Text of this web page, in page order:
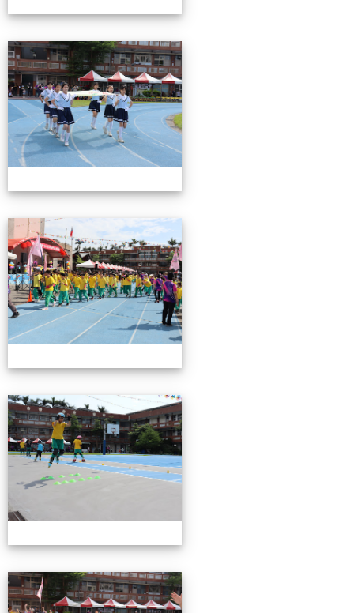
0503運動會花絮-2
0503運動會花絮-2
0503運動會花絮-2